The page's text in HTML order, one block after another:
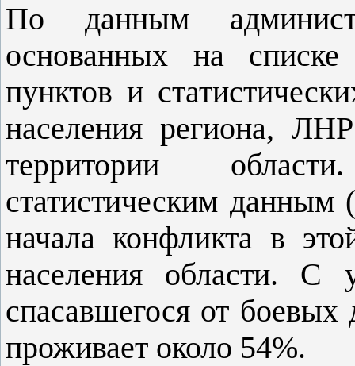
По данным
основанных на списке
пунктов и
населения региона,
территории
статистическим данным
начала конфликта в
населения области. С
спасавшегося от
проживает около 54%.